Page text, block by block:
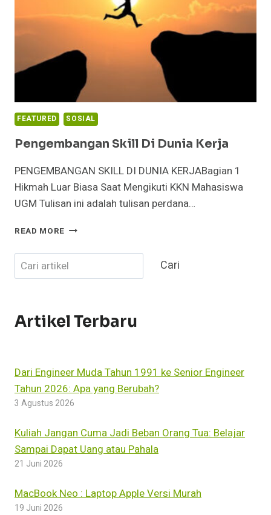
PERJALANAN
HAMMERFEST,
NORWEGIA
FEATURED SOSIAL
Pengembangan Skill Di Dunia Kerja
PENGEMBANGAN SKILL DI DUNIA KERJABagian 1
Hikmah Luar Biasa Saat Mengikuti KKN Mahasiswa
UGM Tulisan ini adalah tulisan perdana…
READ MORE PENGEMBANGAN
DI
DUNIA
KERJA
Cari Cari
Artikel Terbaru
Dari Engineer Muda Tahun 1991 ke Senior Engineer
Tahun 2026: Apa yang Berubah?
3 Agustus 2026
Kuliah Jangan Cuma Jadi Beban Orang Tua: Belajar
Sampai Dapat Uang atau Pahala
21 Juni 2026
MacBook Neo : Laptop Apple Versi Murah
19 Juni 2026